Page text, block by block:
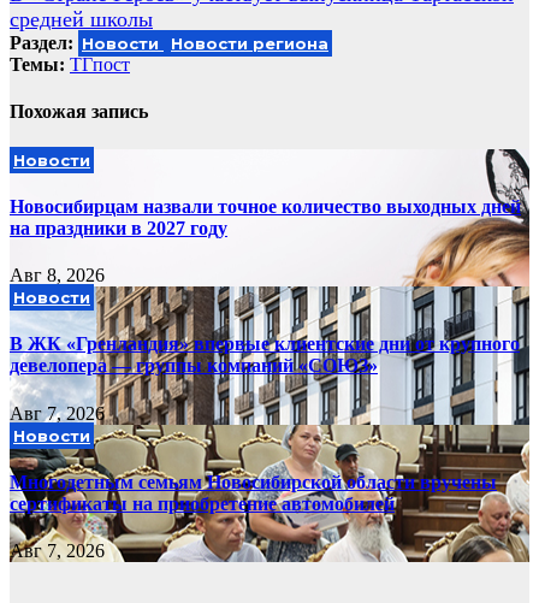
средней школы
Раздел: Новости Новости региона
Темы: ТГпост
Похожая запись
Новости
Новосибирцам назвали точное количество выходных дней
на праздники в 2027 году
Авг 8, 2026
Новости
В ЖК «Гренландия» впервые клиентские дни от крупного
девелопера — группы компаний «СОЮЗ»
Авг 7, 2026
Новости
Многодетным семьям Новосибирской области вручены
сертификаты на приобретение автомобилей
Авг 7, 2026